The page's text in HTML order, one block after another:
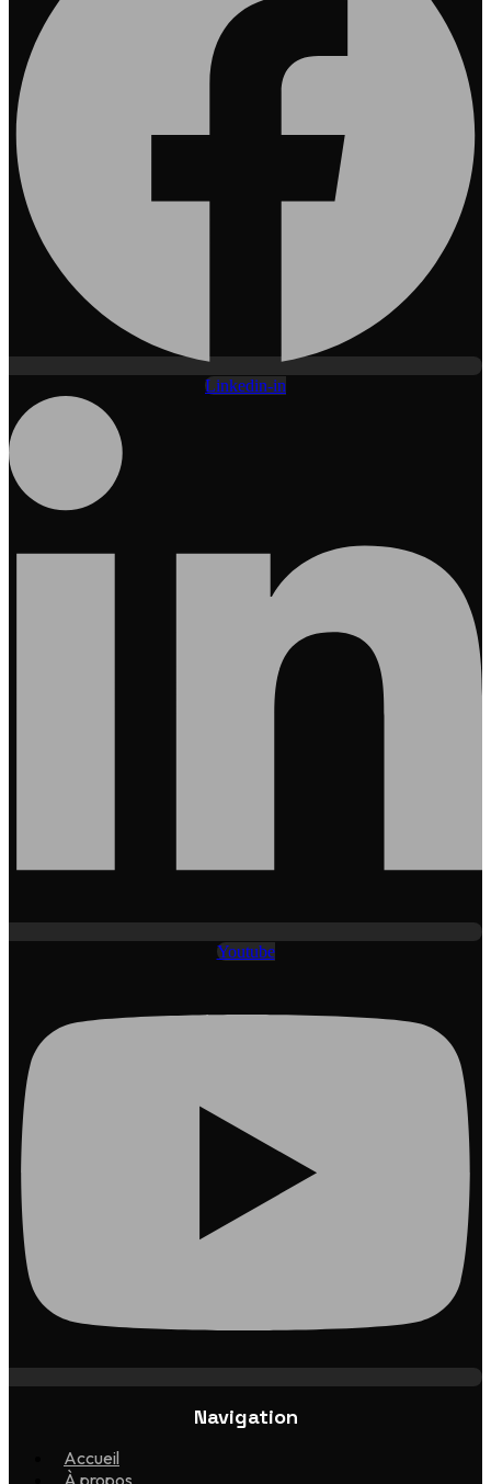
Linkedin-in
Youtube
Navigation
Accueil
À propos